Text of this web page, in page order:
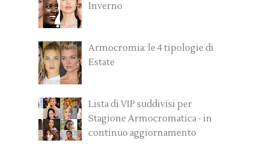
Inverno
Armocromia: le 4 tipologie di
Estate
Lista di VIP suddivisi per
Stagione Armocromatica - in
continuo aggiornamento